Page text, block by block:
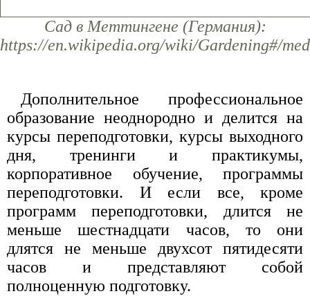
Сад в Меттингене (Германия):
https://en.wikipedia.org/wiki/Gardening#/
Дополнительное профессиональное
образование неоднородно и делится на
курсы переподготовки, курсы выходного
дня, тренинги и практикумы,
корпоративное обучение, программы
переподготовки. И если все, кроме
программ переподготовки, длится не
меньше шестнадцати часов, то они
длятся не меньше двухсот пятидесяти
часов и представляют собой
полноценную подготовку.